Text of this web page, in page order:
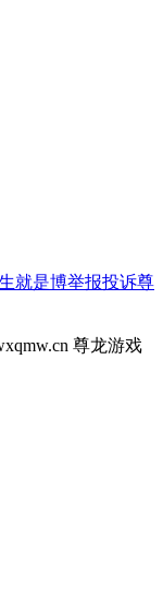
就是博举报投诉尊
尊龙游戏